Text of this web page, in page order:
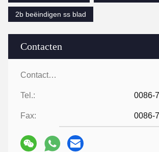
Contacten
Contacten:
Tel.: 0086-
Fax: 0086-
2b beëindigen ss blad